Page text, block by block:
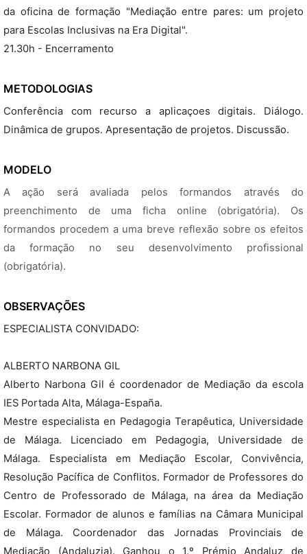
da oficina de formação "Mediação entre pares: um projeto
para Escolas Inclusivas na Era Digital".
21.30h - Encerramento
METODOLOGIAS
Conferência com recurso a aplicaçoes digitais. Diálogo.
Dinâmica de grupos. Apresentação de projetos. Discussão.
MODELO
A ação será avaliada pelos formandos através do
preenchimento de uma ficha online (obrigatória). Os
formandos procedem a uma breve reflexão sobre os efeitos
da formação no seu desenvolvimento profissional
(obrigatória).
OBSERVAÇÕES
ESPECIALISTA CONVIDADO:
ALBERTO NARBONA GIL
Alberto Narbona Gil é coordenador de Mediação da escola
IES Portada Alta, Málaga-España.
Mestre especialista en Pedagogia Terapêutica, Universidade
de Málaga. Licenciado em Pedagogia, Universidade de
Málaga. Especialista em Mediação Escolar, Convivência,
Resolução Pacífica de Conflitos. Formador de Professores do
Centro de Professorado de Málaga, na área da Mediação
Escolar. Formador de alunos e famílias na Câmara Municipal
de Málaga. Coordenador das Jornadas Provinciais de
Mediação (Andaluzia). Ganhou o 1.º Prémio Andaluz de